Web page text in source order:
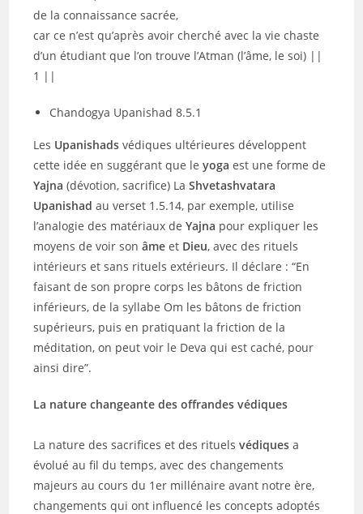
de la connaissance sacrée,
car ce n’est qu’après avoir cherché avec la vie chaste
d’un étudiant que l’on trouve l’Atman (l’âme, le soi) ||
1 ||
Chandogya Upanishad 8.5.1
Les Upanishadsvédiques ultérieures développent
cette idée en suggérant que leyoga est une forme de
Yajna (dévotion, sacrifice) LaShvetashvatara
Upanishad au verset 1.5.14, par exemple, utilise
l’analogie des matériaux deYajna pour expliquer les
moyens de voir sonâme et Dieu, avec des rituels
intérieurs et sans rituels extérieurs. Il déclare : “En
faisant de son propre corps les bâtons de friction
inférieurs, de la syllabe Om les bâtons de friction
supérieurs, puis en pratiquant la friction de la
méditation, on peut voir le Deva qui est caché, pour
ainsi dire”.
La nature changeante des offrandes védiques
La nature des sacrifices et des rituelsvédiques a
évolué au fil du temps, avec des changements
majeurs au cours du 1er millénaire avant notre ère,
changements qui ont influencé les concepts adoptés